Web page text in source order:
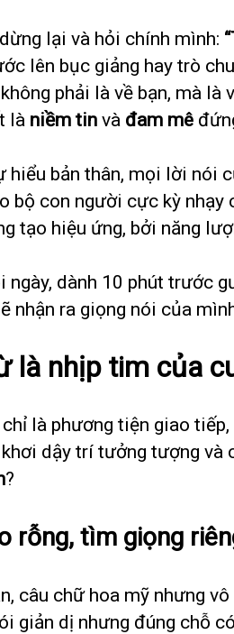
lại và hỏi chính mình:
lên bục giảng hay trò
phải là về bạn, mà là
là niềm tin và đam mê
hiểu bản thân, mọi lời nói
bộ con người cực kỳ nhạy
tạo hiệu ứng, bởi năng
ngày, dành 10 phút trước
nhận ra giọng nói của
là nhịp tim của
là phương tiện giao tiếp,
dậy trí tưởng tượng và
?
rỗng, tìm giọng
câu chữ hoa mỹ nhưng
giản dị nhưng đúng chỗ